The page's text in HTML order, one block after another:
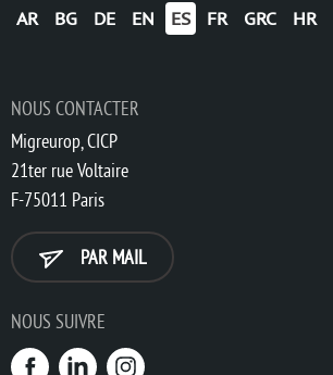
AR BG DE EN ES FR GRC HR
NOUS CONTACTER
Migreurop, CICP
21ter rue Voltaire
F-75011 Paris
PAR MAIL
NOUS SUIVRE